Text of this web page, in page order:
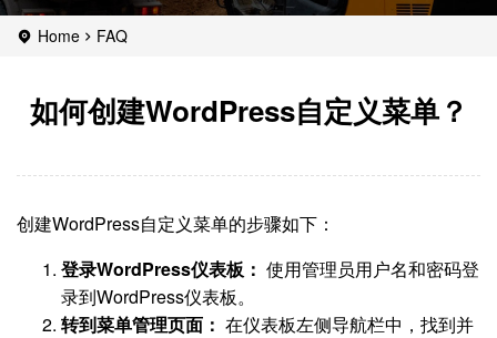
Home FAQ
如何创建WordPress自定义菜单？
创建WordPress自定义菜单的步骤如下：
登录WordPress仪表板： 使用管理员用户名和密码登
录到WordPress仪表板。
转到菜单管理页面： 在仪表板左侧导航栏中，找到并